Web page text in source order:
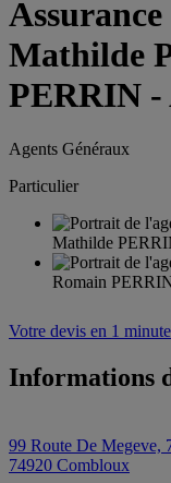
Mathilde
PERRIN
Agents Généraux
Particulier
Mathilde
Romain
Votre devis en 1 minute
Informations
99 Route De Megeve,
74920 Combloux